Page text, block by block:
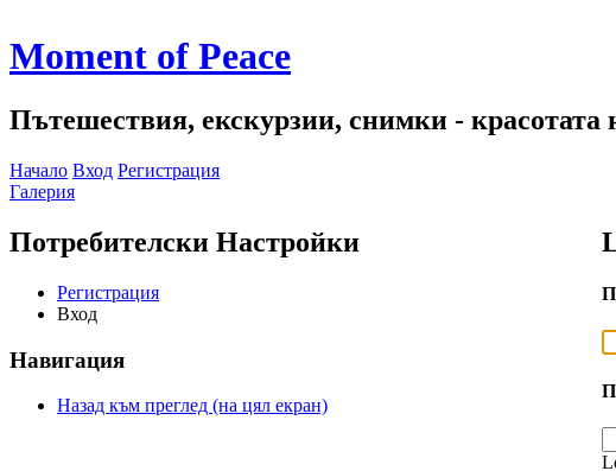
Moment of Peace
Пътешествия, екскурзии, снимки - красотата
Начало Вход Регистрация
Галерия
Потребителски Настройки
Регистрация
Вход
Навигация
Назад към преглед (на цял екран)